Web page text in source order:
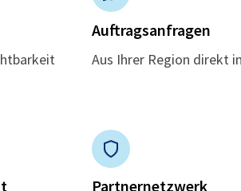
Auftragsanfragen
Aus Ihrer Region direkt
Partnernetzwerk